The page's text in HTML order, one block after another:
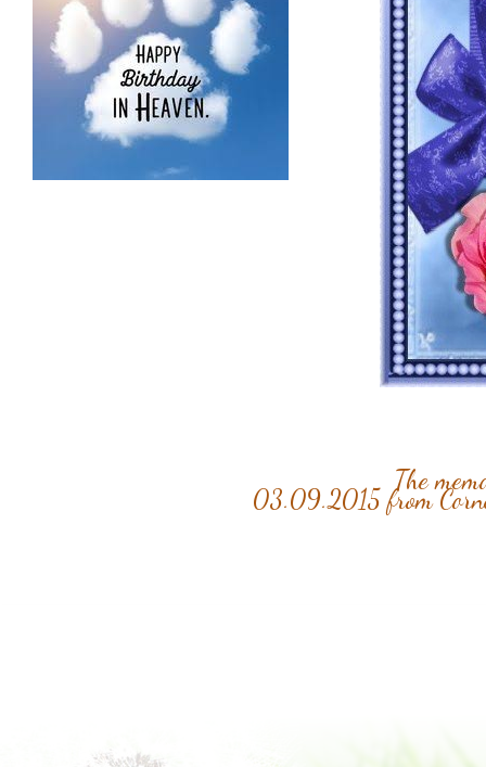
The
03.09.2015 from